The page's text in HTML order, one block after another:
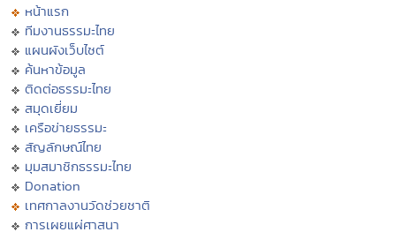
หน้าแรก
ทีมงานธรรมะไทย
แผนผังเว็บไซต์
ค้นหาข้อมูล
ติดต่อธรรมะไทย
สมุดเยี่ยม
เครือข่ายธรรมะ
สัญลักษณ์ไทย
มุมสมาชิกธรรมะไทย
Donation
เทศกาลงานวัดช่วยชาติ
การเผยแผ่ศาสนา